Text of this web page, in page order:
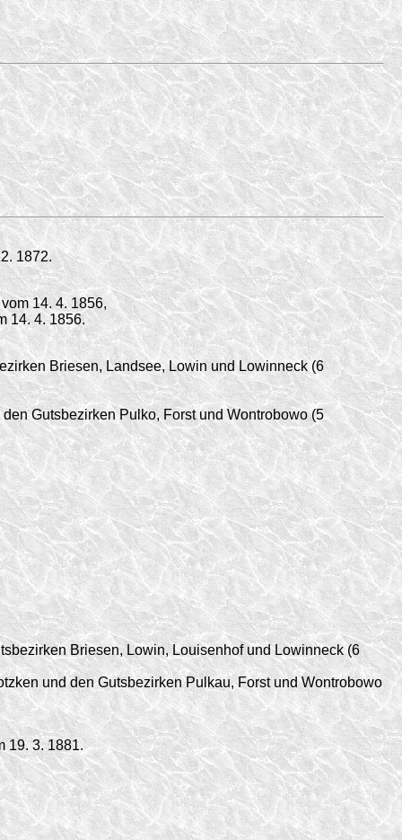
1872.
14. 4. 1856,
14. 4. 1856.
Briesen, Landsee, Lowin und Lowinneck (6
Gutsbezirken Pulko, Forst und Wontrobowo (5
Briesen, Lowin, Louisenhof und Lowinneck (6
und den Gutsbezirken Pulkau, Forst und Wontrobowo
19. 3. 1881.